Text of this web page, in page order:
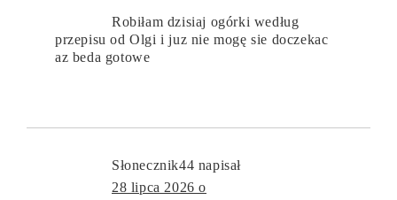
Robiłam dzisiaj ogórki według
przepisu od Olgi i juz nie mogę sie doczekac
az beda gotowe
Słonecznik44 napisał
28 lipca 2026 o